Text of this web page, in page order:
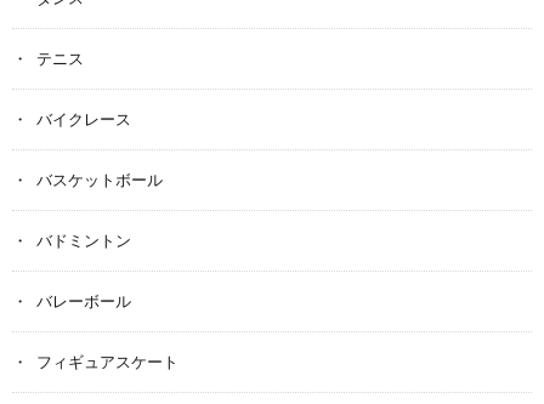
テニス
バイクレース
バスケットボール
バドミントン
バレーボール
フィギュアスケート